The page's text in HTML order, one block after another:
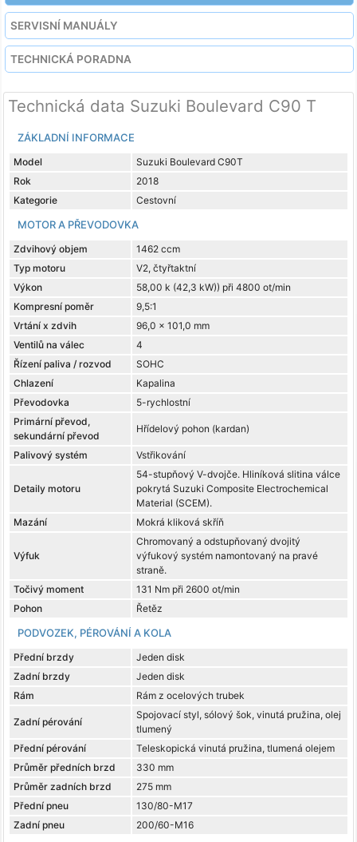
SERVISNÍ MANUÁLY
TECHNICKÁ PORADNA
Technická data Suzuki Boulevard C90 T
ZÁKLADNÍ INFORMACE
Model
Suzuki Boulevard C90T
Rok
2018
Kategorie
Cestovní
MOTOR A PŘEVODOVKA
Zdvihový objem
1462 ccm
Typ motoru
V2, čtyřtaktní
Výkon
58,00 k (42,3 kW)) při 4800 ot/min
Kompresní poměr
9,5:1
Vrtání x zdvih
96,0 x 101,0 mm
Ventilů na válec
4
Řízení paliva / rozvod
SOHC
Chlazení
Kapalina
Převodovka
5-rychlostní
Primární převod,
sekundární převod
Hřídelový pohon (kardan)
Palivový systém Vstřikování
Detaily motoru
54-stupňový V-dvojče. Hliníková slitina válce
pokrytá Suzuki Composite Electrochemical
Material (SCEM).
Mazání
Mokrá kliková skříň
Výfuk
Chromovaný a odstupňovaný dvojitý
výfukový systém namontovaný na pravé
straně.
Točivý moment
131 Nm při 2600 ot/min
Pohon
Řetěz
PODVOZEK, PÉROVÁNÍ A KOLA
Přední brzdy
Jeden disk
Zadní brzdy
Jeden disk
Rám
Rám z ocelových trubek
Zadní pérování
Spojovací styl, sólový šok, vinutá pružina, olej
tlumený
Přední pérování
Teleskopická vinutá pružina, tlumená olejem
Průměr předních brzd
330 mm
Průměr zadních brzd
275 mm
Přední pneu
130/80-M17
Zadní pneu
200/60-M16